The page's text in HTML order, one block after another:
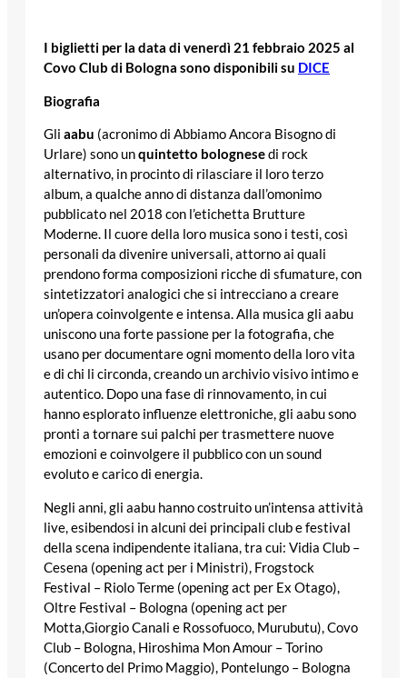
I biglietti per la data di venerdì 21 febbraio 2025 al
Covo Club di Bologna sono disponibili su DICE
Biografia
Gli aabu (acronimo di Abbiamo Ancora Bisogno di
Urlare) sono unquintetto bolognesedi rock
alternativo, in procinto di rilasciare il loro terzo
album, a qualche anno di distanza dall’omonimo
pubblicato nel 2018 con l’etichetta Brutture
Moderne. Il cuore della loro musica sono i testi, così
personali da divenire universali, attorno ai quali
prendono forma composizioni ricche di sfumature, con
sintetizzatori analogici che si intrecciano a creare
un’opera coinvolgente e intensa. Alla musica gli aabu
uniscono una forte passione per la fotografia, che
usano per documentare ogni momento della loro vita
e di chi li circonda, creando un archivio visivo intimo e
autentico. Dopo una fase di rinnovamento, in cui
hanno esplorato influenze elettroniche, gli aabu sono
pronti a tornare sui palchi per trasmettere nuove
emozioni e coinvolgere il pubblico con un sound
evoluto e carico di energia.
Negli anni, gli aabu hanno costruito un’intensa attività
live, esibendosi in alcuni dei principali club e festival
della scena indipendente italiana, tra cui: Vidia Club –
Cesena (opening act per i Ministri), Frogstock
Festival – Riolo Terme (opening act per Ex Otago),
Oltre Festival – Bologna (opening act per
Motta,Giorgio Canali e Rossofuoco, Murubutu), Covo
Club – Bologna, Hiroshima Mon Amour – Torino
(Concerto del Primo Maggio), Pontelungo – Bologna